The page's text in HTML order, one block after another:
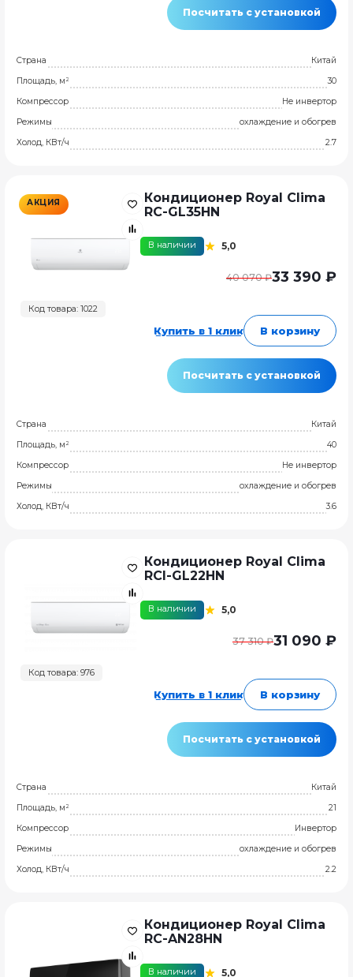
Посчитать с установкой
Страна
Китай
Площадь, м²
30
Компрессор
Не инвертор
Режимы
охлаждение и обогрев
Холод, КВт/ч
2.7
АКЦИЯ
Код товара: 1022
Кондиционер Royal Clima
RC-GL35HN
В наличии 5,0
40 070 ₽33 390 ₽
Купить в 1 клик В корзину
Посчитать с установкой
Страна
Китай
Площадь, м²
40
Компрессор
Не инвертор
Режимы
охлаждение и обогрев
Холод, КВт/ч
3.6
Код товара: 976
Кондиционер Royal Clima
RCI-GL22HN
В наличии 5,0
37 310 ₽31 090 ₽
Купить в 1 клик В корзину
Посчитать с установкой
Страна
Китай
Площадь, м²
21
Компрессор
Инвертор
Режимы
охлаждение и обогрев
Холод, КВт/ч
2.2
Кондиционер Royal Clima
RC-AN28HN
В наличии 5,0